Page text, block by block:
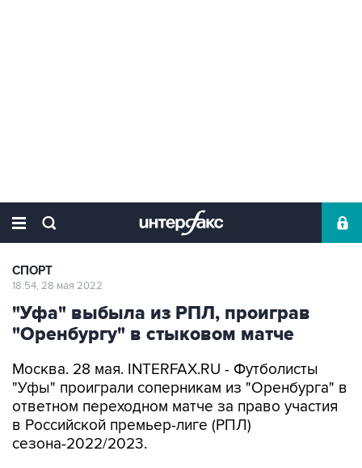
СПОРТ
18:54, 28 мая 2022
"Уфа" выбыла из РПЛ, проиграв
"Оренбургу" в стыковом матче
Москва. 28 мая. INTERFAX.RU - Футболисты
"Уфы" проиграли соперникам из "Оренбурга" в
ответном переходном матче за право участия
в Российской премьер-лиге (РПЛ)
сезона-2022/2023.